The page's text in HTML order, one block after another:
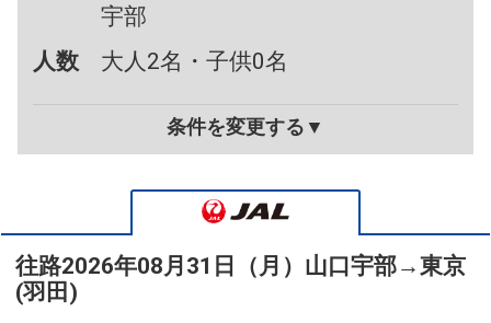
宇部
人数
大人2名・子供0名
条件を変更する▼
往路2026年08月31日（月） 山口宇部→東京
(羽田)